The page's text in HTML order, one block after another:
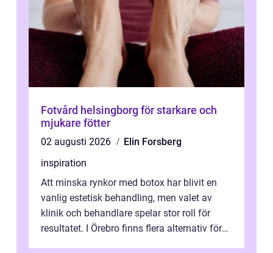
Fotvård helsingborg för starkare och
mjukare fötter
02 augusti 2026
Elin Forsberg
inspiration
Att minska rynkor med botox har blivit en
vanlig estetisk behandling, men valet av
klinik och behandlare spelar stor roll för
resultatet. I Örebro finns flera alternativ för